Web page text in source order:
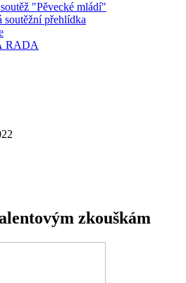
"Pěvecké mládí"
soutěžní přehlídka
RADA
zkouškám